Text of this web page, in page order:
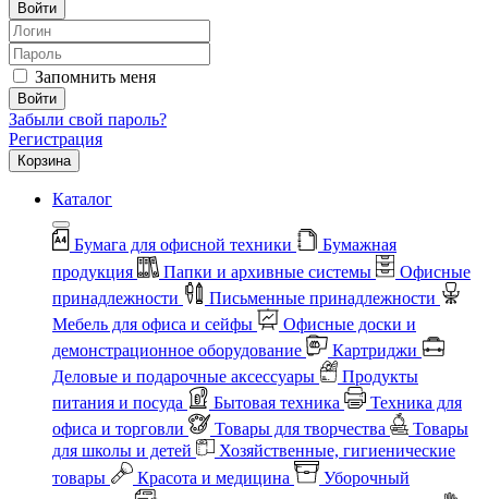
Войти
Запомнить меня
Войти
Забыли свой пароль?
Регистрация
Корзина
Каталог
Бумага для офисной техники
Бумажная
продукция
Папки и архивные системы
Офисные
принадлежности
Письменные принадлежности
Мебель для офиса и сейфы
Офисные доски и
демонстрационное оборудование
Картриджи
Деловые и подарочные аксессуары
Продукты
питания и посуда
Бытовая техника
Техника для
офиса и торговли
Товары для творчества
Товары
для школы и детей
Хозяйственные, гигиенические
товары
Красота и медицина
Уборочный